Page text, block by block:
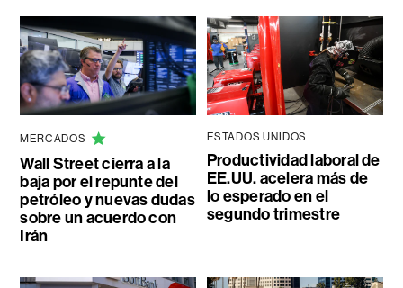
MERCADOS
Wall Street cierra a la
baja por el repunte del
petróleo y nuevas dudas
sobre un acuerdo con
Irán
ESTADOS UNIDOS
Productividad laboral de
EE.UU. acelera más de
lo esperado en el
segundo trimestre